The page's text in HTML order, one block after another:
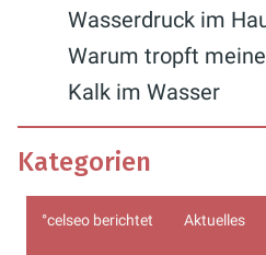
Wasserdruck im
Warum tropft
Kalk im Wasser
Kategorien
°celseo berichtet Aktuelles